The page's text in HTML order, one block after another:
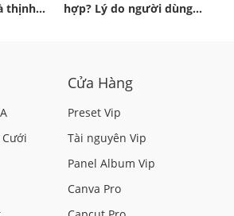
thịnh
hợp? Lý do người dùng
Cửa Hàng
Preset Vip
Tài nguyên Vip
Panel Album Vip
Canva Pro